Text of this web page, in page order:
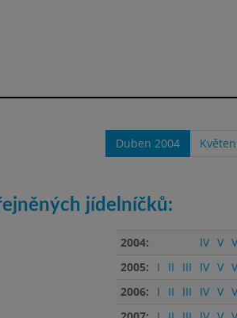
Duben 2004
jídelníčků:
2004: IV V
2005:
I II III IV V
2006:
I II III IV V